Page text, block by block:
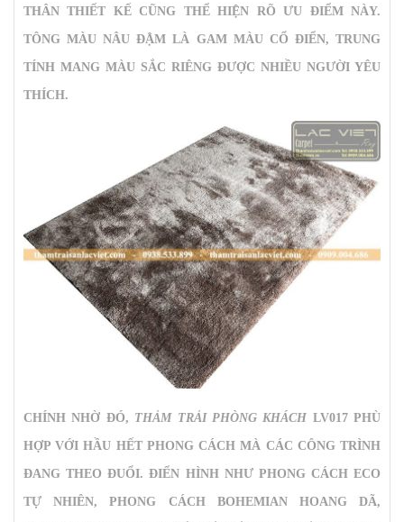
THÂN THIẾT KẾ CŨNG THỂ HIỆN RÕ ƯU ĐIỂM NÀY.
TÔNG MÀU NÂU ĐẬM LÀ GAM MÀU CỔ ĐIỂN, TRUNG
TÍNH MANG MÀU SẮC RIÊNG ĐƯỢC NHIỀU NGƯỜI YÊU
THÍCH.
CHÍNH NHỜ ĐÓ, THẢM TRẢI PHÒNG KHÁCH LV017 PHÙ
HỢP VỚI HẦU HẾT PHONG CÁCH MÀ CÁC CÔNG TRÌNH
ĐANG THEO ĐUỔI. ĐIỂN HÌNH NHƯ PHONG CÁCH ECO
TỰ NHIÊN, PHONG CÁCH BOHEMIAN HOANG DÃ,